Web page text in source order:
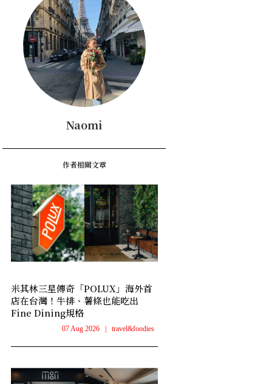
Naomi
作者相關文章
米其林三星傳奇「POLUX」海外首
店在台灣！牛排、薯條也能吃出
Fine Dining規格
07 Aug 2026 | travel&foodies